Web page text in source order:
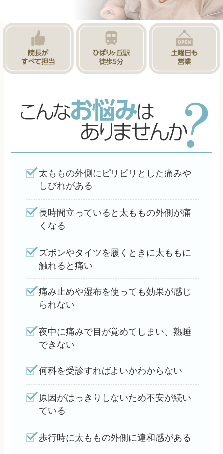
太ももの外側にピリピリとした痛みや
しびれがある
長時間立っていると太ももの外側が痛
くなる
ズボンやタイツを履くときに太ももに
触れると痛い
痛み止めや湿布を使っても効果が感じ
られない
夜中に痛みで目が覚めてしまい、熟睡
できない
何科を受診すればよいかわからない
原因がはっきりしないため不安が続い
ている
歩行時に太ももの外側に違和感がある